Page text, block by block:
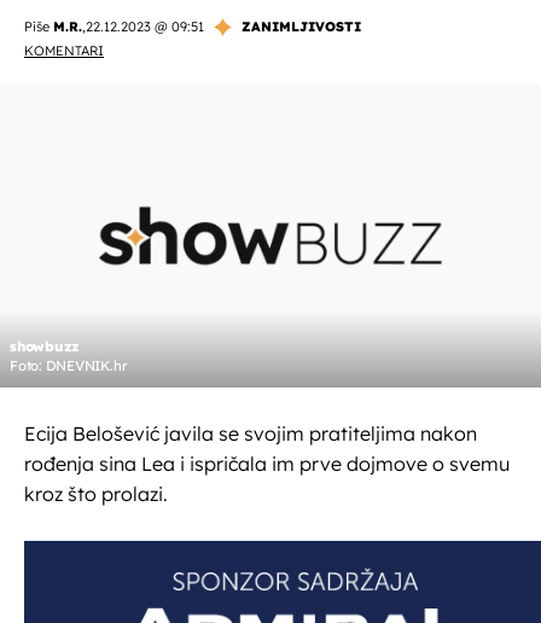
Piše M.R.,22.12.2023 @ 09:51
ZANIMLJIVOSTI
KOMENTARI
showbuzz
Foto: DNEVNIK.hr
Ecija Belošević javila se svojim pratiteljima nakon
rođenja sina Lea i ispričala im prve dojmove o svemu
kroz što prolazi.